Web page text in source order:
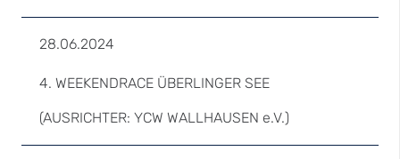
28.06.2024
4. WEEKENDRACE ÜBERLINGER SEE
(AUSRICHTER: YCW WALLHAUSEN e.V.)